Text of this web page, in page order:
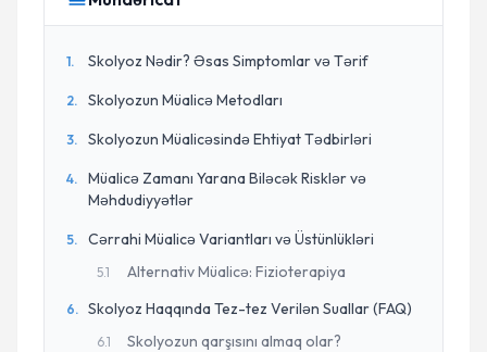
1. Skolyoz Nədir? Əsas Simptomlar və Tərif
2. Skolyozun Müalicə Metodları
3. Skolyozun Müalicəsində Ehtiyat Tədbirləri
4.
Müalicə Zamanı Yarana Biləcək Risklər və
Məhdudiyyətlər
5. Cərrahi Müalicə Variantları və Üstünlükləri
5.1 Alternativ Müalicə: Fizioterapiya
6. Skolyoz Haqqında Tez-tez Verilən Suallar (FAQ)
6.1 Skolyozun qarşısını almaq olar?